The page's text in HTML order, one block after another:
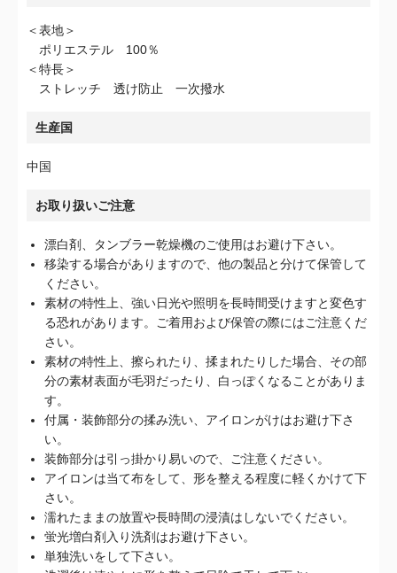
＜表地＞
ポリエステル 100％
＜特長＞
ストレッチ 透け防止 一次撥水
生産国
中国
お取り扱いご注意
漂白剤、タンブラー乾燥機のご使用はお避け下さい。
移染する場合がありますので、他の製品と分けて保管して
ください。
素材の特性上、強い日光や照明を長時間受けますと変色す
る恐れがあります。ご着用および保管の際にはご注意くだ
さい。
素材の特性上、擦られたり、揉まれたりした場合、その部
分の素材表面が毛羽だったり、白っぽくなることがありま
す。
付属・装飾部分の揉み洗い、アイロンがけはお避け下さ
い。
装飾部分は引っ掛かり易いので、ご注意ください。
アイロンは当て布をして、形を整える程度に軽くかけて下
さい。
濡れたままの放置や長時間の浸漬はしないでください。
蛍光増白剤入り洗剤はお避け下さい。
単独洗いをして下さい。